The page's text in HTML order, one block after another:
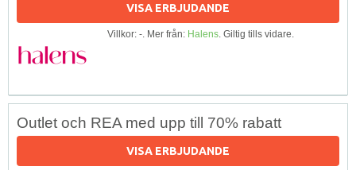
VISA ERBJUDANDE
Villkor: -. Mer från: Halens. Giltig tills vidare.
Outlet och REA med upp till 70% rabatt
VISA ERBJUDANDE